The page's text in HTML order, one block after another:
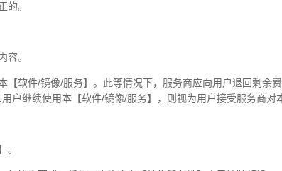
的。
容。
软件/镜像/服务】。此等情况下，服务商应向用户退回剩余
继续使用本【软件/镜像/服务】，则视为用户接受服务商对
。